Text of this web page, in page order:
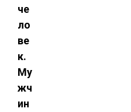
че
ло
ве
к.
Му
жч
ин